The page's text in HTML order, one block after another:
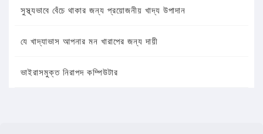
সুস্থ্যভাবে বেঁচে থাকার জন্য প্রয়োজনীয় খাদ্য উপাদান
যে খাদ্যাভাস আপনার মন খারাপের জন্য দায়ী
ভাইরাসমুক্ত নিরাপদ কম্পিউটার